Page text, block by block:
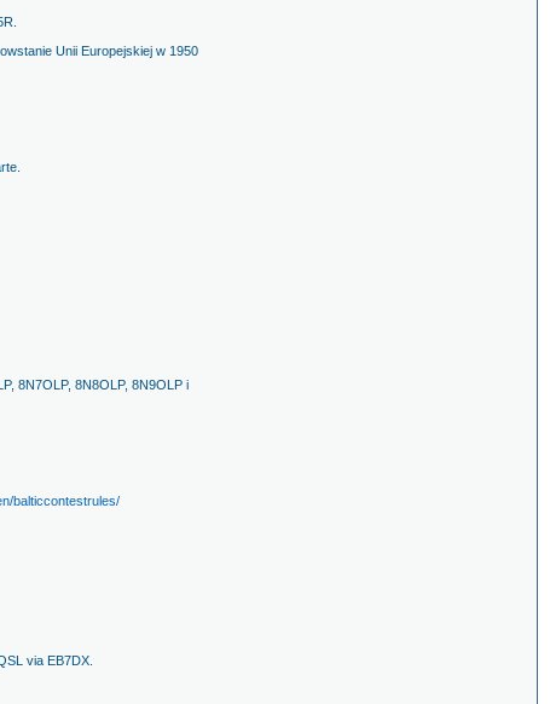
Unii Europejskiej w 1950
8N7OLP, 8N8OLP, 8N9OLP i
balticcontestrules/
via EB7DX.